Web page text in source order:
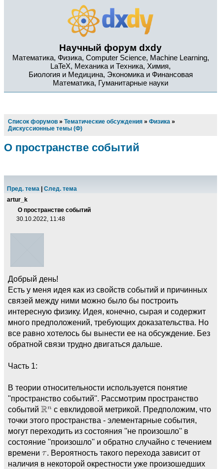
Научный форум dxdy
Математика, Физика, Computer Science, Machine Learning,
LaTeX, Механика и Техника, Химия,
Биология и Медицина, Экономика и Финансовая
Математика, Гуманитарные науки
Список форумов » Тематические обсуждения » Физика »
Дискуссионные темы (Ф)
О пространстве событий
Пред. тема
След. тема
artur_k
О пространстве событий
30.10.2022, 11:48
Добрый день!
Есть у меня идея как из свойств событий и причинных
связей между ними можно было бы построить
интересную физику. Идея, конечно, сырая и содержит
много предположений, требующих доказательства. Но
все равно хотелось бы вынести ее на обсуждение. Без
обратной связи трудно двигаться дальше.
Часть 1:
В теории относительности используется понятие
''пространство событий''. Рассмотрим пространство
событий
с евклидовой метрикой. Предположим, что
точки этого пространства - элементарные события,
могут переходить из состояния ''не произошло'' в
состояние ''произошло'' и обратно случайно с течением
времени
. Вероятность такого перехода зависит от
наличия в некоторой окрестности уже произошедших